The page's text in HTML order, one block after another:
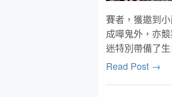
賽者，獲邀到
成嘩鬼外，亦
迷特別帶備了
Read Post →